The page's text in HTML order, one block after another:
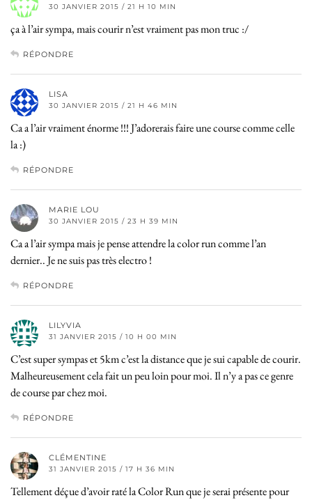
30 JANVIER 2015 / 21 H 10 MIN
ça à l’air sympa, mais courir n’est vraiment pas mon truc :/
RÉPONDRE
LISA
30 JANVIER 2015 / 21 H 46 MIN
Ca a l’air vraiment énorme !!! J’adorerais faire une course comme celle
la :)
RÉPONDRE
MARIE LOU
30 JANVIER 2015 / 23 H 39 MIN
Ca a l’air sympa mais je pense attendre la color run comme l’an
dernier.. Je ne suis pas très electro !
RÉPONDRE
LILYVIA
31 JANVIER 2015 / 10 H 00 MIN
C’est super sympas et 5km c’est la distance que je sui capable de courir.
Malheureusement cela fait un peu loin pour moi. Il n’y a pas ce genre
de course par chez moi.
RÉPONDRE
CLÉMENTINE
31 JANVIER 2015 / 17 H 36 MIN
Tellement déçue d’avoir raté la Color Run que je serai présente pour